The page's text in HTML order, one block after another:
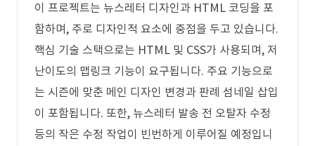
이 프로젝트는 뉴스레터 디자인과 HTML 코딩을 포
함하며, 주로 디자인적 요소에 중점을 두고 있습니다.
핵심 기술 스택으로는 HTML 및 CSS가 사용되며, 저
난이도의 맵링크 기능이 요구됩니다. 주요 기능으로
는 시즌에 맞춘 메인 디자인 변경과 판례 섬네일 삽입
이 포함됩니다. 또한, 뉴스레터 발송 전 오탈자 수정
등의 작은 수정 작업이 빈번하게 이루어질 예정입니